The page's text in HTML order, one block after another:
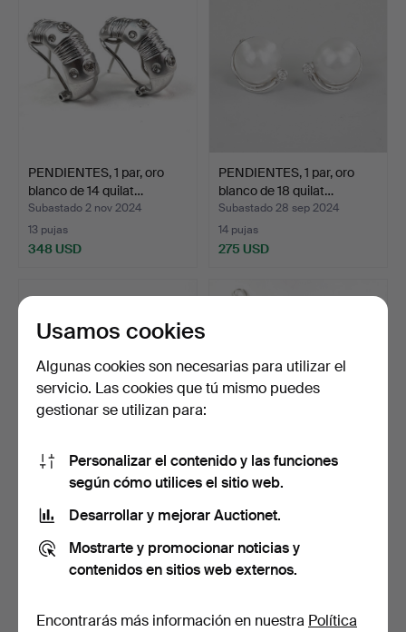
PENDIENTES, 1 par, oro
blanco de 14 quilat…
Subastado 2 nov 2024
13 pujas
348 USD
PENDIENTES, 1 par, oro
blanco de 18 quilat…
Subastado 28 sep 2024
14 pujas
275 USD
PENDIENTES, 1 par, oro
blanco de 18 quilat…
Subastado 26 sep 2024
269 USD
PENDIENTES, de plata. 6
Subastado 14 sep 2024
43 USD
Usamos cookies
Algunas cookies son necesarias para utilizar el
servicio. Las cookies que tú mismo puedes
gestionar se utilizan para:
Personalizar el contenido y las funciones
según cómo utilices el sitio web.
Desarrollar y mejorar Auctionet.
Mostrarte y promocionar noticias y
contenidos en sitios web externos.
Encontrarás más información en nuestra Política